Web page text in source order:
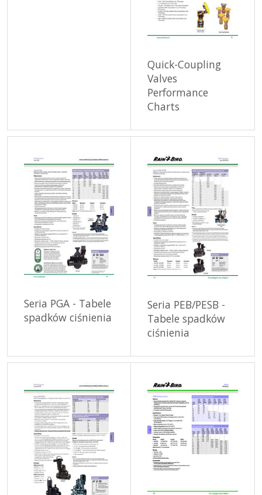
Quick-Coupling
Valves
Performance
Charts
Seria PGA - Tabele
spadków ciśnienia
Seria PEB/PESB -
Tabele spadków
ciśnienia